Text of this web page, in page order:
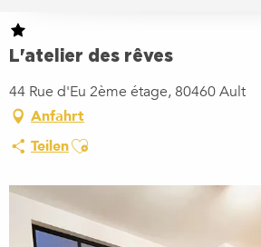
L'atelier des rêves
44 Rue d'Eu 2ème étage, 80460 Ault
Anfahrt
TeilenAjouter aux favoris